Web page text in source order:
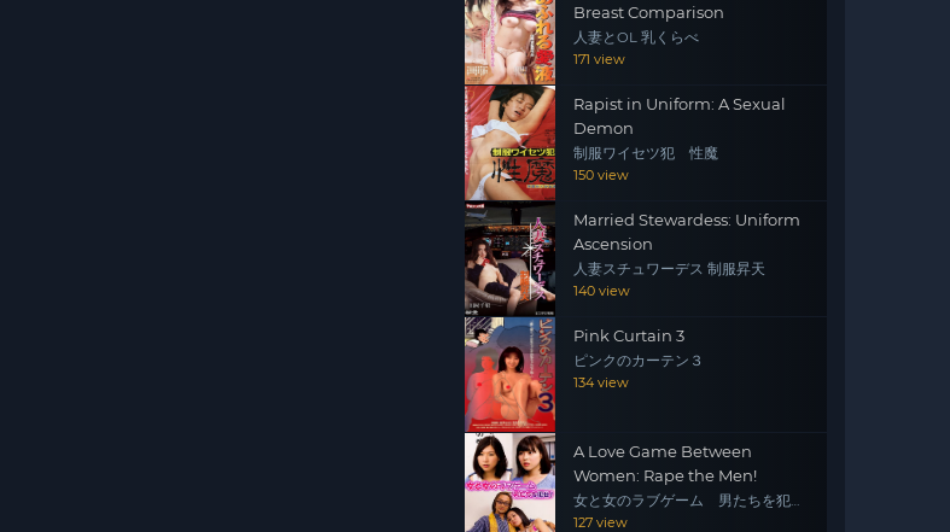
Breast Comparison
人妻とOL 乳くらべ
171 view
Rapist in Uniform: A Sexual
Demon
制服ワイセツ犯 性魔
150 view
Married Stewardess: Uniform
Ascension
人妻スチュワーデス 制服昇天
140 view
Pink Curtain 3
ピンクのカーテン３
134 view
A Love Game Between
Women: Rape the Men!
女と女のラブゲーム 男たちを犯
せ！
127 view